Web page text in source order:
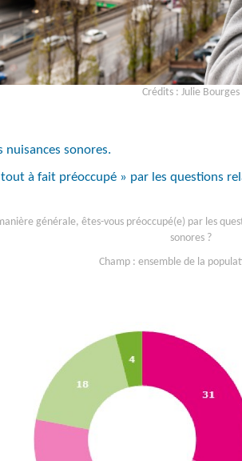
Crédits : Julie Bourges
nuisances sonores.
à fait préoccupé » par les questions
générale, êtes-vous préoccupé(e) par les
sonores ?
Champ : ensemble de la